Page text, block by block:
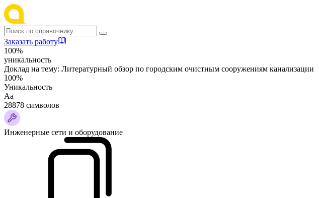
Заказать работу
100%
уникальность
Доклад на тему: Литературный обзор по городским очистным сооружениям канализации
100%
Уникальность
Аа
28878 символов
Инженерные сети и оборудование